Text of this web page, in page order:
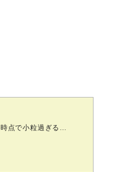
点で小粒過ぎる…